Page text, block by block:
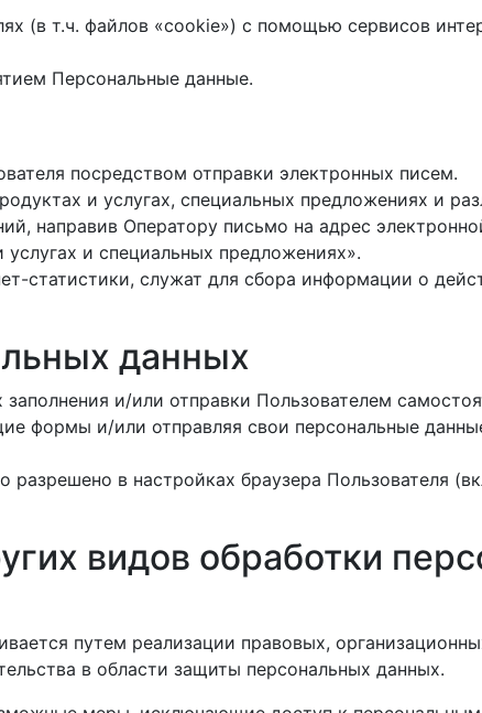
(в т.ч. файлов «cookie») с помощью сервисов
Персональные данные.
посредством отправки электронных писем.
и услугах, специальных предложениях и
направив Оператору письмо на адрес
и специальных предложениях».
статистики, служат для сбора информации о
данных
и/или отправки Пользователем
формы и/или отправляя свои персональные
в настройках браузера Пользователя
видов обработки
путем реализации правовых,
в области защиты персональных данных.